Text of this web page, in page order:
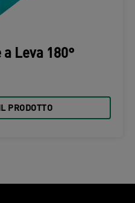
Leva 180°
PRODOTTO